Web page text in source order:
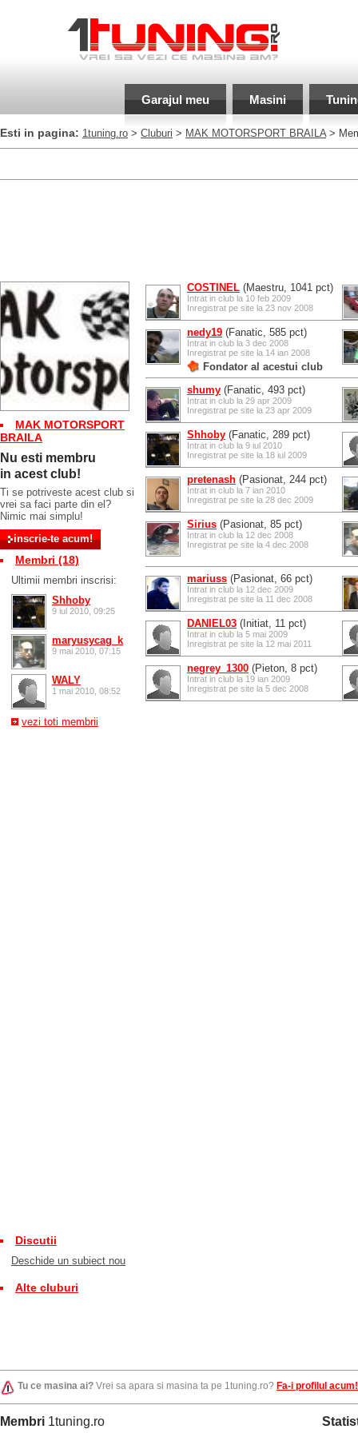
Garajul meu Masini
Esti in pagina: 1tuning.ro > Cluburi > MAK MOTORSPORT BRAILA>
MAK MOTORSPORT
BRAILA
Nu esti membru
in acest club!
Ti se potriveste acest club si
vrei sa faci parte din el?
Nimic mai simplu!
Membri (18)
Ultimii membri inscrisi:
Shhoby
9 iul 2010, 09:25
maryusycag_k
9 mai 2010, 07:15
WALY
1 mai 2010, 08:52
vezi toti membrii
Discutii
Deschide un subiect nou
Alte cluburi
COSTINEL (Maestru, 1041 pct)
Intrat in club la 10 feb 2009
Inregistrat pe site la 23 nov 2008
nedy19 (Fanatic, 585 pct)
Intrat in club la 3 dec 2008
Inregistrat pe site la 14 ian 2008
Fondator al acestui club
shumy (Fanatic, 493 pct)
Intrat in club la 29 apr 2009
Inregistrat pe site la 23 apr 2009
Shhoby (Fanatic, 289 pct)
Intrat in club la 9 iul 2010
Inregistrat pe site la 18 iul 2009
pretenash (Pasionat, 244 pct)
Intrat in club la 7 ian 2010
Inregistrat pe site la 28 dec 2009
Sirius (Pasionat, 85 pct)
Intrat in club la 12 dec 2008
Inregistrat pe site la 4 dec 2008
mariuss (Pasionat, 66 pct)
Intrat in club la 12 dec 2009
Inregistrat pe site la 11 dec 2008
DANIEL03 (Initiat, 11 pct)
Intrat in club la 5 mai 2009
Inregistrat pe site la 12 mai 2011
negrey_1300 (Pieton, 8 pct)
Intrat in club la 19 ian 2009
Inregistrat pe site la 5 dec 2008
Tu ce masina ai? Vrei sa apara si masina ta pe 1tuning.ro? Fa-i profilul acum!
Membri 1tuning.ro